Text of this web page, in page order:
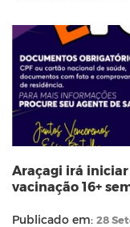
Araçagi irá
vacinação 16+
Publicado em: 28